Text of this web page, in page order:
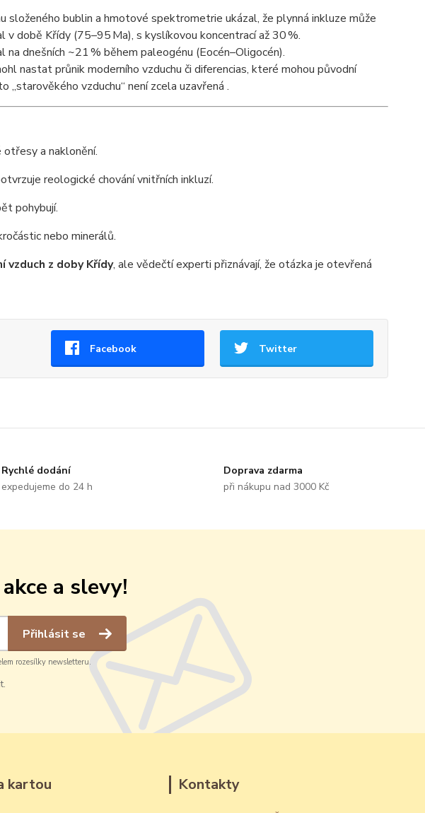
složeného bublin a hmotové spektrometrie ukázal, že plynná inkluze může
v době Křídy (75–95 Ma), s kyslíkovou koncentrací až 30 %.
na dnešních ~21 % během paleogénu (Eocén–Oligocén).
nastat průnik moderního vzduchu či diferencias, které mohou původní
vzduchu“ není zcela uzavřená .
otřesy a naklonění.
reologické chování vnitřních inkluzí.
pohybují.
nebo minerálů.
vzduch z doby Křídy, ale vědečtí experti přiznávají, že otázka je otevřená
Facebook Twitter
Rychlé dodání
expedujeme do 24 h
Doprava zdarma
při nákupu nad 3000 Kč
a slevy!
Přihlásit se
rozesílky newsletteru.
kartou Kontakty